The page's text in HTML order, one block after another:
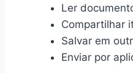
Ler
Compartilhar
Salvar em
Enviar por